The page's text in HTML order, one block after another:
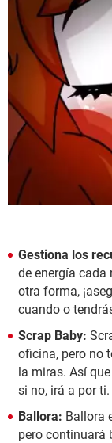
Gestiona los
de energía cada
otra forma,
cuando o
Scrap Baby:
oficina, pero no
la miras. Así
si no, irá a por ti.
Ballora: Ballora
pero continuará